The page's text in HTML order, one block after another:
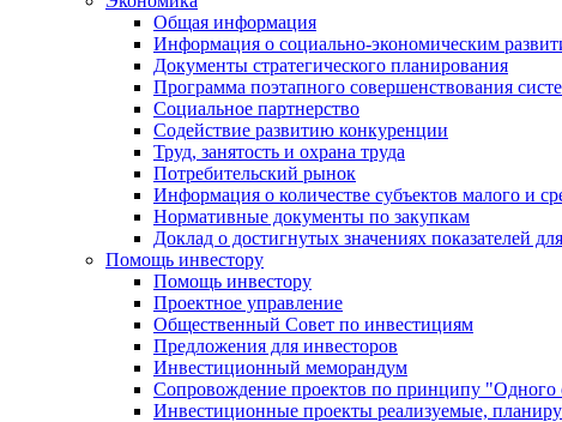
Общая информация
Информация о социально-экономическим
Документы стратегического планирования
Программа поэтапного совершенствования
Социальное партнерство
Содействие развитию конкуренции
Труд, занятость и охрана труда
Потребительский рынок
Информация о количестве субъектов малого и
Нормативные документы по закупкам
Доклад о достигнутых значениях показателей
Помощь инвестору
Помощь инвестору
Проектное управление
Общественный Совет по инвестициям
Предложения для инвесторов
Инвестиционный меморандум
Сопровождение проектов по принципу "Oдного
Инвестиционные проекты реализуемые,